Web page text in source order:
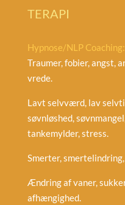
TERAPI
Hypnose/NLP Coaching:
Traumer, fobier, angst,
vrede.
Lavt selvværd, lav
søvnløshed,
tankemylder, stress.
Smerter,
Ændring af vaner,
afhængighed.